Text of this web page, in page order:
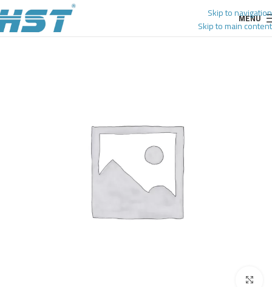
Skip to navigation
Skip to main content
MENU